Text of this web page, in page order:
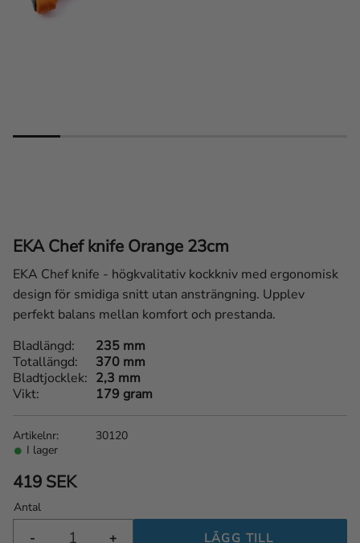
EKA Chef knife Orange 23cm
EKA Chef knife - högkvalitativ kockkniv med ergonomisk
design för smidiga snitt utan ansträngning. Upplev
perfekt balans mellan komfort och prestanda.
419 SEK
Antal
+
-
I lager
Artikelnr 30120
Bladlängd
235 mm
Totallängd
370 mm
Bladtjocklek
2,3 mm
Vikt
179 gram